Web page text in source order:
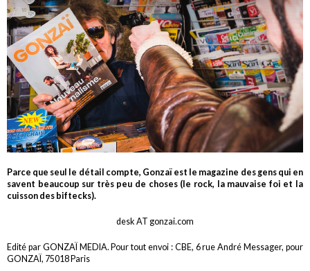
Parce que seul le détail compte, Gonzaï est le magazine des gens qui en
savent beaucoup sur très peu de choses (le rock, la mauvaise foi et la
cuisson des biftecks).
desk AT gonzai.com
Edité par GONZAÏ MEDIA. Pour tout envoi : CBE, 6 rue André Messager, pour
GONZAÏ, 75018 Paris